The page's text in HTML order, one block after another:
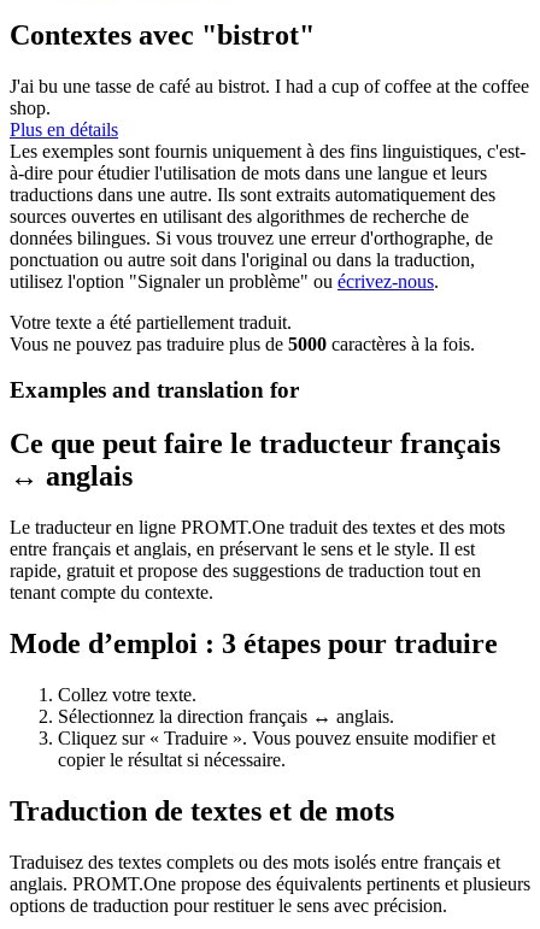
Contextes avec "bistrot"
J'ai bu une tasse de café au bistrot. I had a cup of coffee at the coffee
shop.
Plus en détails
Les exemples sont fournis uniquement à des fins linguistiques, c'est-
à-dire pour étudier l'utilisation de mots dans une langue et leurs
traductions dans une autre. Ils sont extraits automatiquement des
sources ouvertes en utilisant des algorithmes de recherche de
données bilingues. Si vous trouvez une erreur d'orthographe, de
ponctuation ou autre soit dans l'original ou dans la traduction,
utilisez l'option "Signaler un problème" ou écrivez-nous.
Votre texte a été partiellement traduit.
Vous ne pouvez pas traduire plus de 5000 caractères à la fois.
Examples and translation for
Ce que peut faire le traducteur français
↔ anglais
Le traducteur en ligne PROMT.One traduit des textes et des mots
entre français et anglais, en préservant le sens et le style. Il est
rapide, gratuit et propose des suggestions de traduction tout en
tenant compte du contexte.
Mode d’emploi : 3 étapes pour traduire
Collez votre texte.
Sélectionnez la direction français ↔ anglais.
Cliquez sur « Traduire ». Vous pouvez ensuite modifier et
copier le résultat si nécessaire.
Traduction de textes et de mots
Traduisez des textes complets ou des mots isolés entre français et
anglais. PROMT.One propose des équivalents pertinents et plusieurs
options de traduction pour restituer le sens avec précision.